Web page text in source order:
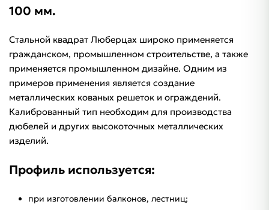
100 мм.
Стальной квадрат Люберцах широко применяется
гражданском, промышленном строительстве, а также
применяется промышленном дизайне. Одним из
примеров применения является создание
металлических кованых решеток и ограждений.
Калиброванный тип необходим для производства
дюбелей и других высокоточных металлических
изделий.
Профиль используется:
при изготовлении балконов, лестниц;